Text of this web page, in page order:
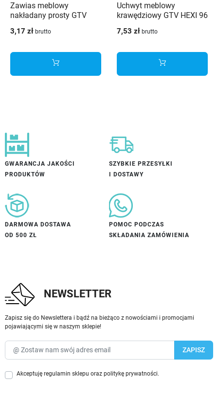
Zawias meblowy
nakładany prosty GTV
samodomykający +
3,17 zł brutto
Uchwyt meblowy
krawędziowy GTV HEXI 96
7,53 zł brutto
GWARANCJA JAKOŚCI
PRODUKTÓW
SZYBKIE PRZESYŁKI
I DOSTAWY
DARMOWA DOSTAWA
OD 500 ZŁ
POMOC PODCZAS
SKŁADANIA ZAMÓWIENIA
NEWSLETTER
Zapisz się do Newslettera i bądź na bieżąco z nowościami i promocjami
pojawiającymi się w naszym sklepie!
Akceptuję regulamin sklepu oraz politykę prywatności.